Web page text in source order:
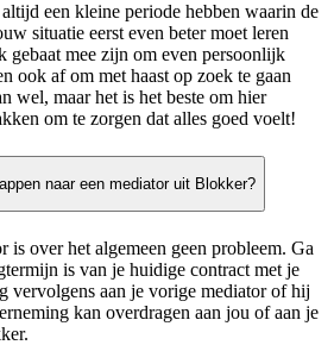
een kleine periode hebben waarin de
situatie eerst even beter moet leren
gebaat mee zijn om even persoonlijk
ook af om met haast op zoek te gaan
wel, maar het is het beste om hier
om te zorgen dat alles goed voelt!
naar een mediator uit Blokker?
is over het algemeen geen probleem. Ga
is van je huidige contract met je
vervolgens aan je vorige mediator of hij
kan overdragen aan jou of aan je